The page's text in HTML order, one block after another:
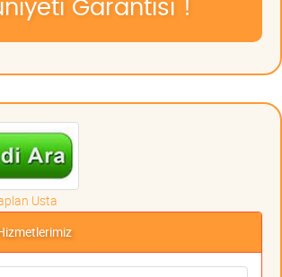
Garantisi !
Usta